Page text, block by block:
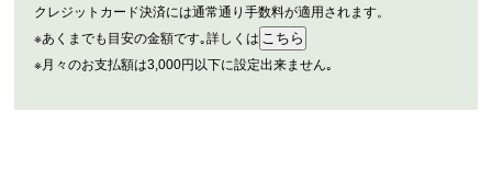
クレジットカード決済には通常通り手数料が適用されます。
※あくまでも目安の金額です｡詳しくは
※月々のお支払額は3,000円以下に設定出来ません｡